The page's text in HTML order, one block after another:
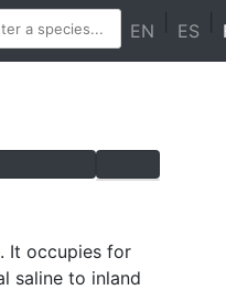
EN ES
It occupies for
saline to inland